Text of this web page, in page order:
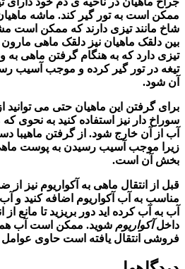
ممکن است به تور گیر کند. ماشه
شاخ مانند تیزی دارند که ممکن است
بین دلقک ماهیان نیز دلقک ماهی
تیزی دارد که به هنگام گرفتن ماهی
تیغه در تور گیر کرده و موجب آسیب
آن شود.
برای گرفتن این ماهیان حتی می
سوراخ دار نیز استفاده کنید به نحوی
آب از آن خارج شود. از گرفتن ماهیبا
زیرا موجب آسیب رسیدن به پوست
بخش آن است.
قبل از انتقال ماهی به آکواریوم نیز
مناسب به آب آکواریوم اضافه کنید و
آب به آب کرده اید دور بریزید تا مانع
داخلآکواریوم شوید. ممکن است آب
فروشی انتقال یافته است حاوی عوامل